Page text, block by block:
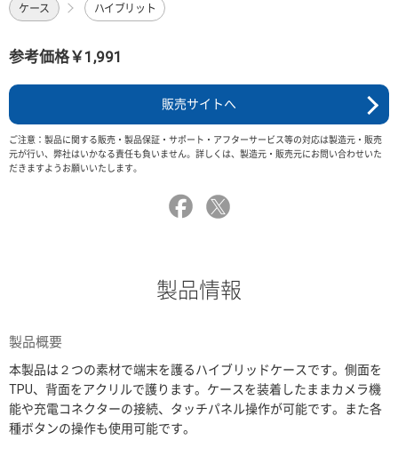
ケース ハイブリット
参考価格￥1,991
販売サイトへ
ご注意：製品に関する販売・製品保証・サポート・アフターサービス等の対応は製造元・販売
元が行い、弊社はいかなる責任も負いません。詳しくは、製造元・販売元にお問い合わせいた
だきますようお願いいたします。
製品情報
製品概要
本製品は２つの素材で端末を護るハイブリッドケースです。側面を
TPU、背面をアクリルで護ります。ケースを装着したままカメラ機
能や充電コネクターの接続、タッチパネル操作が可能です。また各
種ボタンの操作も使用可能です。